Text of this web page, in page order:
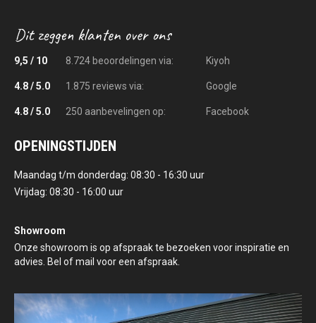
9,5 / 10 8.724 beoordelingen via: Kiyoh
4.8 / 5.0 1.875 reviews via: Google
4.8 / 5.0 250 aanbevelingen op: Facebook
OPENINGSTIJDEN
Maandag t/m donderdag: 08:30 - 16:30 uur
Vrijdag: 08:30 - 16:00 uur
Showroom
Onze showroom is op afspraak te bezoeken voor inspiratie en
advies. Bel of mail voor een afspraak.